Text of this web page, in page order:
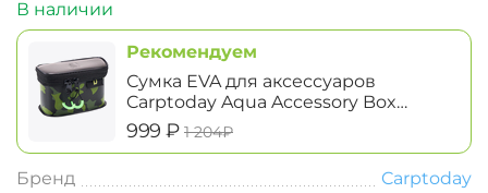
В наличии
Рекомендуем
Сумка EVA для аксессуаров
Carptoday Aqua Accessory Box
System маленькая
‍999‍ ₽ ‍1 204‍₽
Бренд Carptoday